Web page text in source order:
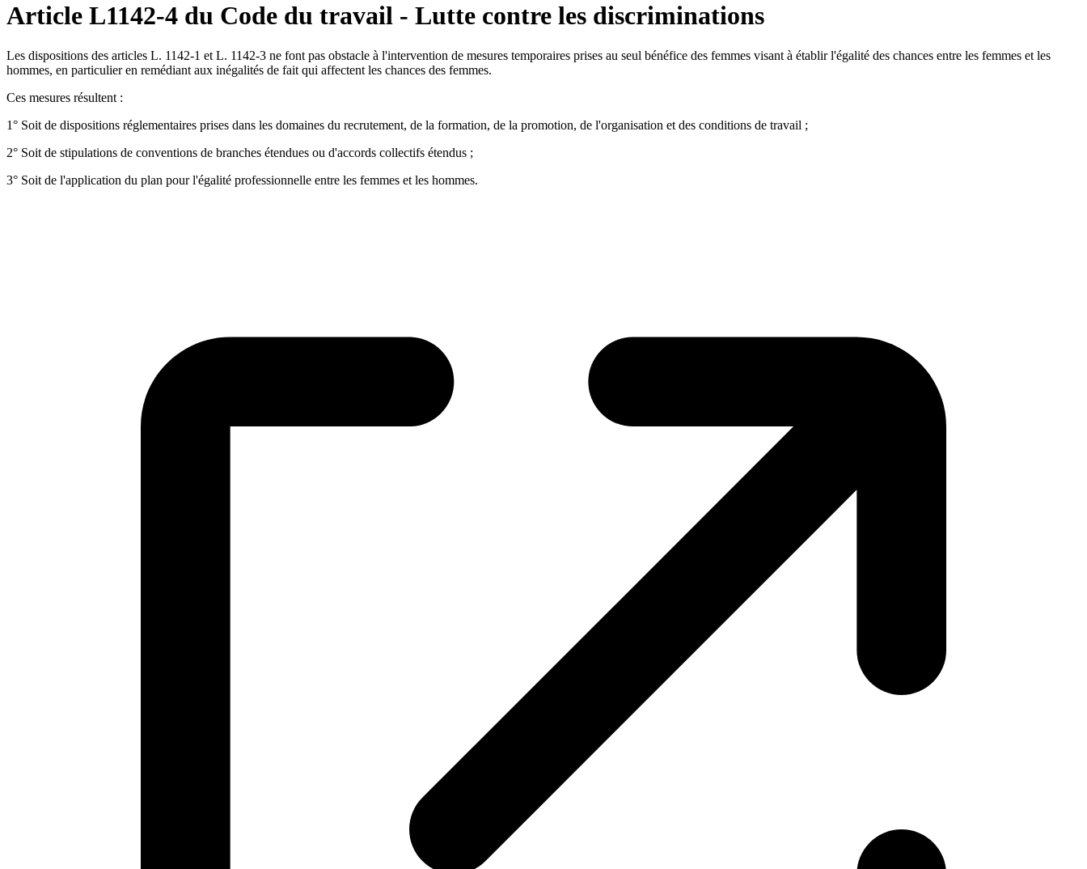
Article L1142-4 du Code du travail - Lutte contre les discriminations
Les dispositions des articles L. 1142-1 et L. 1142-3 ne font pas obstacle à l'intervention de mesures temporaires prises au seul bénéfice des femmes visant à établir l'égalité des chances entre les femmes et les
hommes, en particulier en remédiant aux inégalités de fait qui affectent les chances des femmes.
Ces mesures résultent :
1° Soit de dispositions réglementaires prises dans les domaines du recrutement, de la formation, de la promotion, de l'organisation et des conditions de travail ;
2° Soit de stipulations de conventions de branches étendues ou d'accords collectifs étendus ;
3° Soit de l'application du plan pour l'égalité professionnelle entre les femmes et les hommes.